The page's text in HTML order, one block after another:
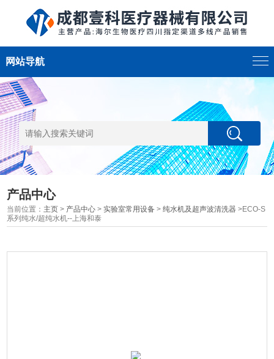
网站导航
产品中心
当前位置： 主页 > 产品中心 >实验室常用设备 >纯水机及超声波清洗器 >ECO-S
系列纯水/超纯水机--上海和泰